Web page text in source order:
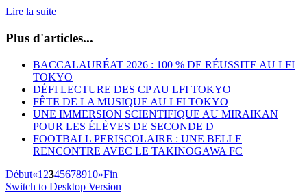
Lire la suite
Plus d'articles...
BACCALAURÉAT 2026 : 100 % DE RÉUSSITE AU LFI
TOKYO
DÉFI LECTURE DES CP AU LFI TOKYO
FÊTE DE LA MUSIQUE AU LFI TOKYO
UNE IMMERSION SCIENTIFIQUE AU MIRAIKAN
POUR LES ÉLÈVES DE SECONDE D
FOOTBALL PERISCOLAIRE : UNE BELLE
RENCONTRE AVEC LE TAKINOGAWA FC
Début«1 2345678910»Fin
Switch to Desktop Version